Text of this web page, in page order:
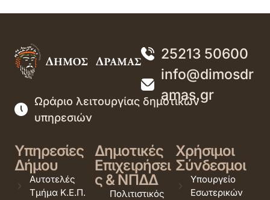
25213 50600
info@dimosdr
amas.gr
Ωράριο λειτουργίας δημοτικών
υπηρεσιών
Υπηρεσίες
Δήμου
Αυτοτελές
Τμήμα Κ.Ε.Π.
Δημοτικές
Επιχειρήσει
ς & ΝΠΔΔ
Πολιτιστικός
Χρήσιμοι
Σύνδεσμοι
Υπουργείο
Εσωτερικών